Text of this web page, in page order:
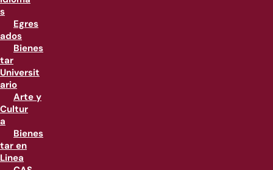
s
Egres
ados
Bienes
tar
Universit
ario
Arte y
Cultur
a
Bienes
tar en
Linea